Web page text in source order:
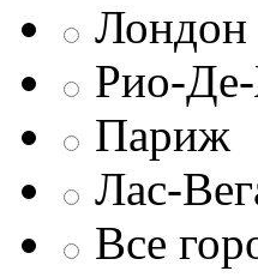
Лондон
Рио-
Париж
Лас-
Все